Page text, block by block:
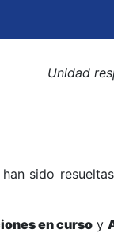
Unidad
sido
en curso y